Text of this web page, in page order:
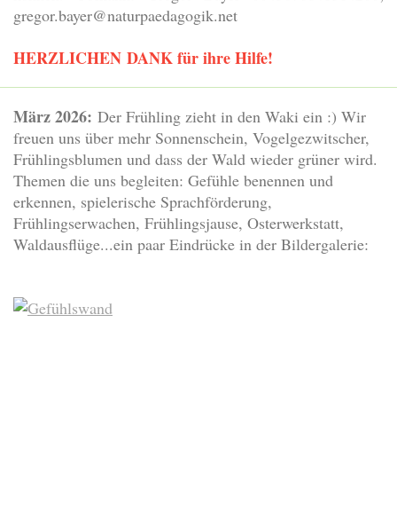
gregor.bayer@naturpaedagogik.net
HERZLICHEN DANK für ihre Hilfe!
März 2026: Der Frühling zieht in den Waki ein :) Wir
freuen uns über mehr Sonnenschein, Vogelgezwitscher,
Frühlingsblumen und dass der Wald wieder grüner wird.
Themen die uns begleiten: Gefühle benennen und
erkennen, spielerische Sprachförderung,
Frühlingserwachen, Frühlingsjause, Osterwerkstatt,
Waldausflüge...ein paar Eindrücke in der Bildergalerie: